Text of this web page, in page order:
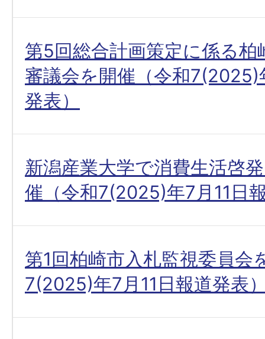
第5回総合計画策定に係る柏
審議会を開催（令和7(2025)
発表）
新潟産業大学で消費生活啓
催（令和7(2025)年7月11日
第1回柏崎市入札監視委員会
7(2025)年7月11日報道発表